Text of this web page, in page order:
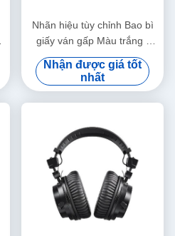
Nhãn hiệu tùy chỉnh Bao bì
giấy ván gấp Màu trắng /
Đen / Vàng hồng Hộp quà từ
tính sang trọng với nắp ruy
băng
Nhận được giá tốt
nhất